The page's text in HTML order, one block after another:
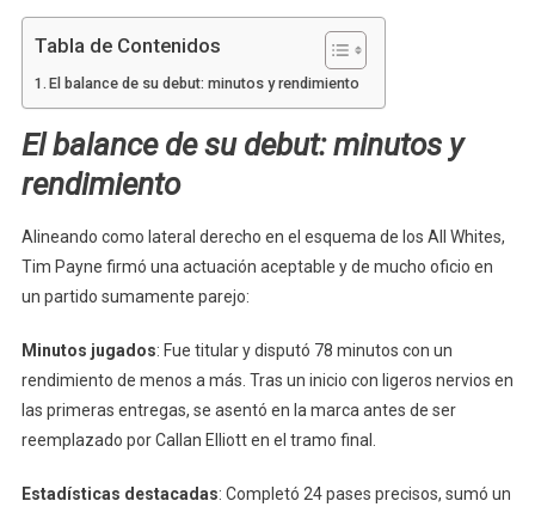
Tabla de Contenidos
El balance de su debut: minutos y rendimiento
El balance de su debut: minutos y
rendimiento
Alineando como lateral derecho en el esquema de los All Whites,
Tim Payne firmó una actuación aceptable y de mucho oficio en
un partido sumamente parejo:
Minutos jugados: Fue titular y disputó 78 minutos con un
rendimiento de menos a más. Tras un inicio con ligeros nervios en
las primeras entregas, se asentó en la marca antes de ser
reemplazado por Callan Elliott en el tramo final.
Estadísticas destacadas: Completó 24 pases precisos, sumó un